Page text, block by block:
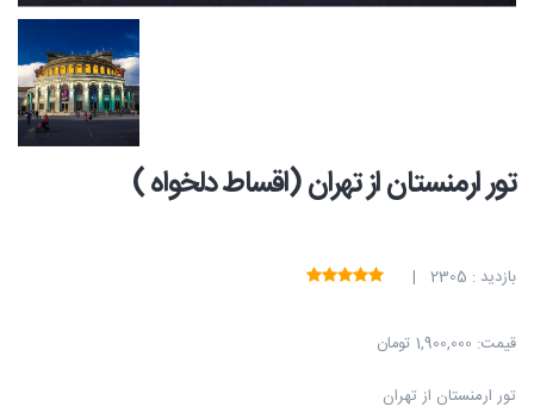
تور ارمنستان از تهران (اقساط دلخواه )
بازدید : 2305 |
قیمت: 1,900,000 تومان
تور ارمنستان از تهران